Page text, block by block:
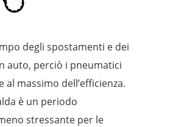
degli spostamenti e dei
auto, perciò i pneumatici
al massimo dell’efficienza.
è un periodo
stressante per le